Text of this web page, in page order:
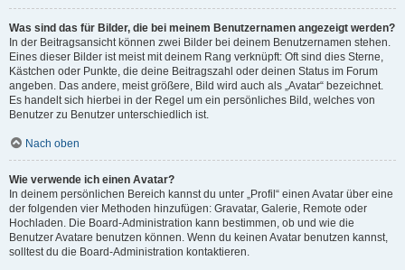
Was sind das für Bilder, die bei meinem Benutzernamen angezeigt werden?
In der Beitragsansicht können zwei Bilder bei deinem Benutzernamen stehen.
Eines dieser Bilder ist meist mit deinem Rang verknüpft: Oft sind dies Sterne,
Kästchen oder Punkte, die deine Beitragszahl oder deinen Status im Forum
angeben. Das andere, meist größere, Bild wird auch als „Avatar“ bezeichnet.
Es handelt sich hierbei in der Regel um ein persönliches Bild, welches von
Benutzer zu Benutzer unterschiedlich ist.
Nach oben
Wie verwende ich einen Avatar?
In deinem persönlichen Bereich kannst du unter „Profil“ einen Avatar über eine
der folgenden vier Methoden hinzufügen: Gravatar, Galerie, Remote oder
Hochladen. Die Board-Administration kann bestimmen, ob und wie die
Benutzer Avatare benutzen können. Wenn du keinen Avatar benutzen kannst,
solltest du die Board-Administration kontaktieren.